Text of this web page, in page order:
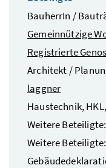
BauherrIn /
Gemeinnützige
Registrierte
Architekt /
laggner
Haustechnik,
Weitere Beteiligte:
Weitere Beteiligte: